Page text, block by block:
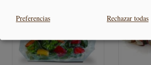
Preferencias Rechazar todas